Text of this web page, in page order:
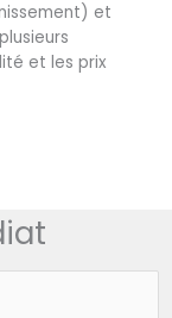
et
et les prix